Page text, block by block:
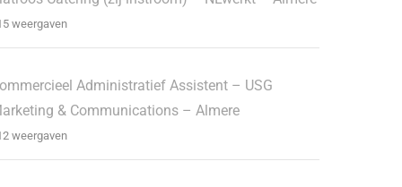
weergaven
Administratief Assistent – USG
& Communications – Almere
weergaven